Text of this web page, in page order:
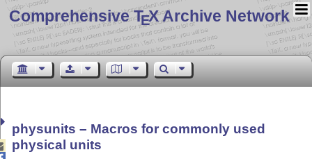
Comprehensive TEX Archive Network
physunits – Macros for commonly used
physical units